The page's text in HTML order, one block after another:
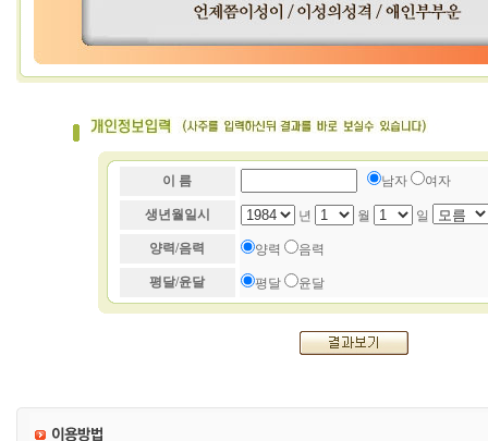
이 름
생년월일시
양력/음력
평달/윤달
남자 여자
년 월 일
양력 음력
평달 윤달